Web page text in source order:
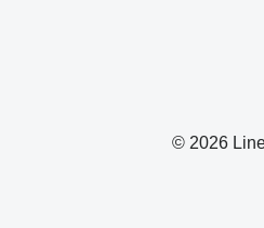
© 2026